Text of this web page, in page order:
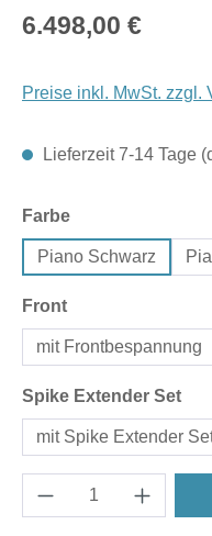
Regulärer Preis:
6.498,00 €
Preise inkl. MwSt. zzgl.
Lieferzeit 7-14 Tage
Farbeauswählen
Piano Schwarz
Frontauswählen
mit Frontbespannung
Spike Extender Set
mit Spike Extender